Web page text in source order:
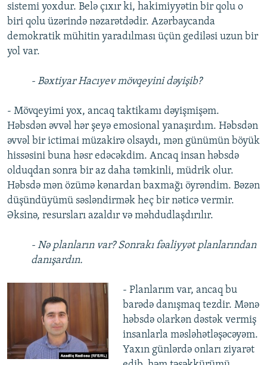
sistemi yoxdur. Belə çıxır ki, hakimiyyətin bir qolu o
biri qolu üzərində nəzarətdədir. Azərbaycanda
demokratik mühitin yaradılması üçün gediləsi uzun bir
yol var.
- Bəxtiyar Hacıyev mövqeyini dəyişib?
- Mövqeyimi yox, ancaq taktikamı dəyişmişəm.
Həbsdən əvvəl hər şeyə emosional yanaşırdım. Həbsdən
əvvəl bir ictimai müzakirə olsaydı, mən günümün böyük
hissəsini buna həsr edəcəkdim. Ancaq insan həbsdə
olduqdan sonra bir az daha təmkinli, müdrik olur.
Həbsdə mən özümə kənardan baxmağı öyrəndim. Bəzən
düşündüyümü səsləndirmək heç bir nəticə vermir.
Əksinə, resursları azaldır və məhdudlaşdırılır.
- Nə planların var? Sonrakı fəaliyyət planlarından
danışardın.
- Planlarım var, ancaq bu
barədə danışmaq tezdir. Mənə
həbsdə olarkən dəstək vermiş
insanlarla məsləhətləşəcəyəm.
Yaxın günlərdə onları ziyarət